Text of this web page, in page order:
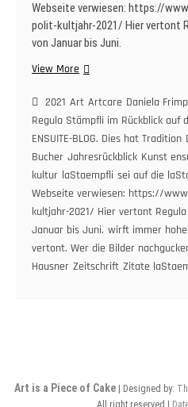
Webseite verwiesen: https://
polit-kultjahr-2021/ Hier vertont
von Januar bis Juni.
View MorelaStaempflis
Kultjahr
2021:
TEIL
1.
2021 Art Artcare Daniela
Regula Stämpfli im Rückblick auf
ENSUITE-BLOG. Dies hat Tradition
Bucher Jahresrückblick Kunst
kultur laStaempfli sei auf die
Webseite verwiesen: https://
kultjahr-2021/ Hier vertont
Januar bis Juni. wirft immer
vertont. Wer die Bilder
Hausner Zeitschrift Zitate
Art is a Piece of Cake | Designed by:
All right reserved |